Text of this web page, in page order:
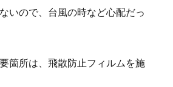
いので、台風の時など心配だっ
箇所は、飛散防止フィルムを施